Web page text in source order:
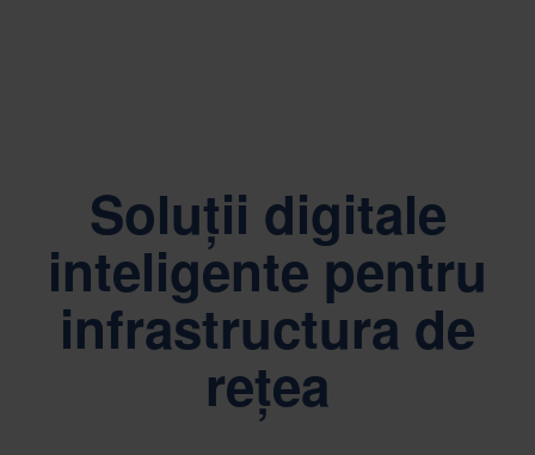
Soluții digitale
inteligente pentru
infrastructura de
rețea